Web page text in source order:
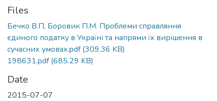
Files
Бечко В.П, Боровик П.М. Проблеми справляння
єдиного податку в Україні та напрями їх вирішення в
сучасних умовах.pdf (309.36 KB)
198631.pdf (685.29 KB)
Date
2015-07-07